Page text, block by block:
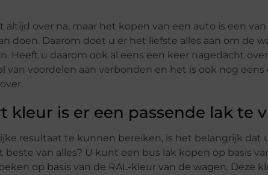
altijd over na, maar het kopen van een auto is een
doen. Daarom doet u er het liefste alles aan om de
Heeft u daarom ook al eens een keer nagedacht
van voordelen aan verbonden en het is ook nog
kleur is er een passende lak te
resultaat te kunnen bereiken, is het belangrijk dat
beste van alles? U kunt een bus lak kopen op basis
op basis van de RAL-kleur van de wagen. Deze